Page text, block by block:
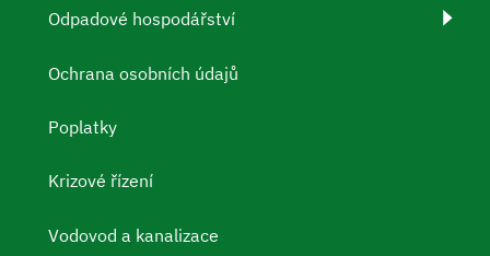
Odpadové hospodářství
Ochrana osobních údajů
Poplatky
Krizové řízení
Vodovod a kanalizace